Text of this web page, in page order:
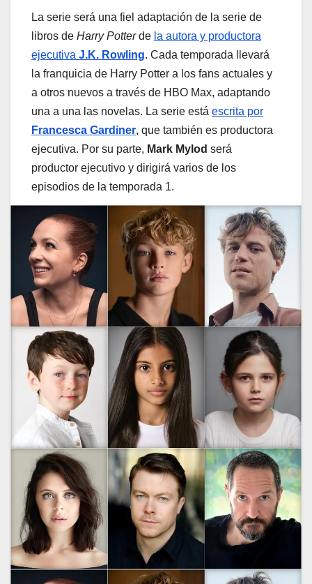
La serie será una fiel adaptación de la serie de
libros de Harry Potterde la autora y productora
ejecutiva J.K. Rowling. Cada temporada llevará
la franquicia de Harry Potter a los fans actuales y
a otros nuevos a través de HBO Max, adaptando
una a una las novelas. La serie está escrita por
Francesca Gardiner, que también es productora
ejecutiva. Por su parte, Mark Mylod será
productor ejecutivo y dirigirá varios de los
episodios de la temporada 1.